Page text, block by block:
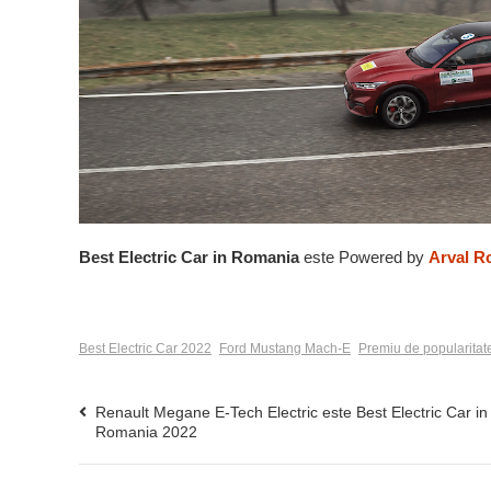
Best Electric Car in Romaniaeste Powered by Arval
Best Electric Car 2022 Ford Mustang Mach-E Premiu de
Renault Megane E-Tech Electric este Best Electric Car in
Romania 2022